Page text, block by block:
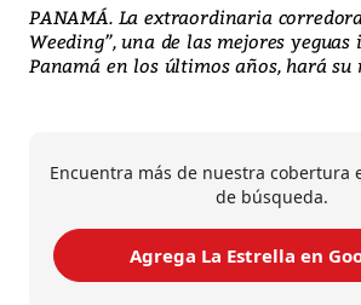
PANAMÁ. La extraordinaria
Weeding”, una de las mejores
Panamá en los últimos años, hará su
Encuentra más de nuestra cobertura
de búsqueda.
Agrega La Estrella en